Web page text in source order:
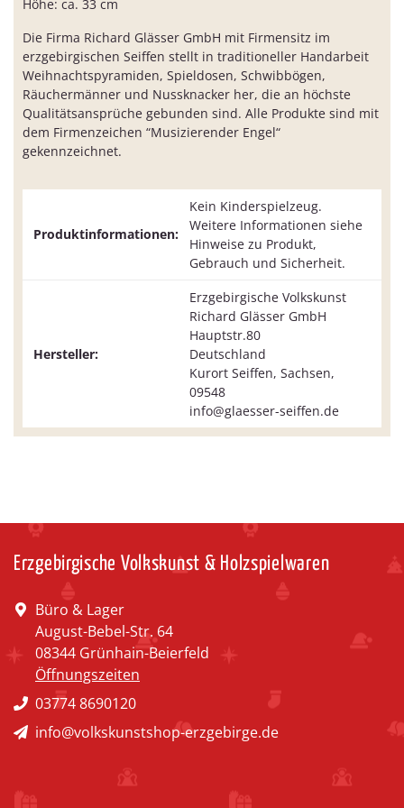
Höhe: ca. 33 cm
Die Firma Richard Glässer GmbH mit Firmensitz im
erzgebirgischen Seiffen stellt in traditioneller Handarbeit
Weihnachtspyramiden, Spieldosen, Schwibbögen,
Räuchermänner und Nussknacker her, die an höchste
Qualitätsansprüche gebunden sind. Alle Produkte sind mit
dem Firmenzeichen “Musizierender Engel“
gekennzeichnet.
Produktinformationen:
Kein Kinderspielzeug.
Weitere Informationen siehe
Hinweise zu Produkt,
Gebrauch und Sicherheit.
Hersteller:
Erzgebirgische Volkskunst
Richard Glässer GmbH
Hauptstr.80
Deutschland
Kurort Seiffen, Sachsen,
09548
info@glaesser-seiffen.de
Erzgebirgische Volkskunst & Holzspielwaren
Büro & Lager
August-Bebel-Str. 64
08344 Grünhain-Beierfeld
Öffnungszeiten
03774 8690120
info@volkskunstshop-erzgebirge.de